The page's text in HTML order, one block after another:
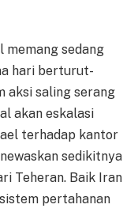
memang sedang
hari berturut-
aksi saling serang
akan eskalasi
terhadap kantor
sedikitnya
Teheran. Baik Iran
pertahanan